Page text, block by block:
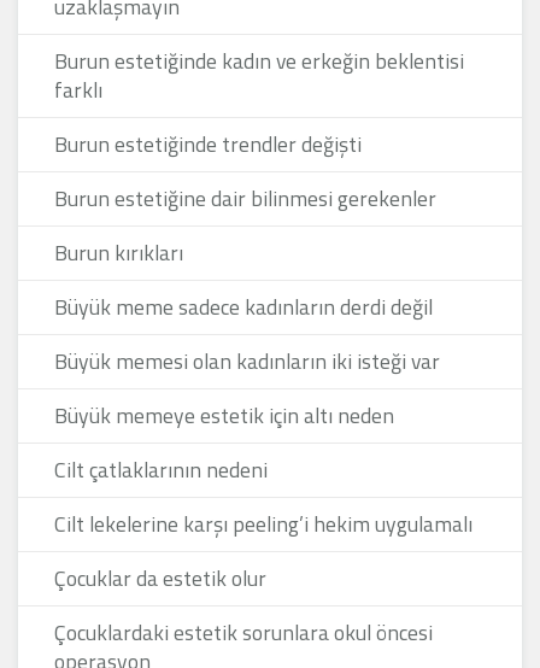
uzaklaşmayın
Burun estetiğinde kadın ve erkeğin beklentisi
farklı
Burun estetiğinde trendler değişti
Burun estetiğine dair bilinmesi gerekenler
Burun kırıkları
Büyük meme sadece kadınların derdi değil
Büyük memesi olan kadınların iki isteği var
Büyük memeye estetik için altı neden
Cilt çatlaklarının nedeni
Cilt lekelerine karşı peeling’i hekim uygulamalı
Çocuklar da estetik olur
Çocuklardaki estetik sorunlara okul öncesi
operasyon